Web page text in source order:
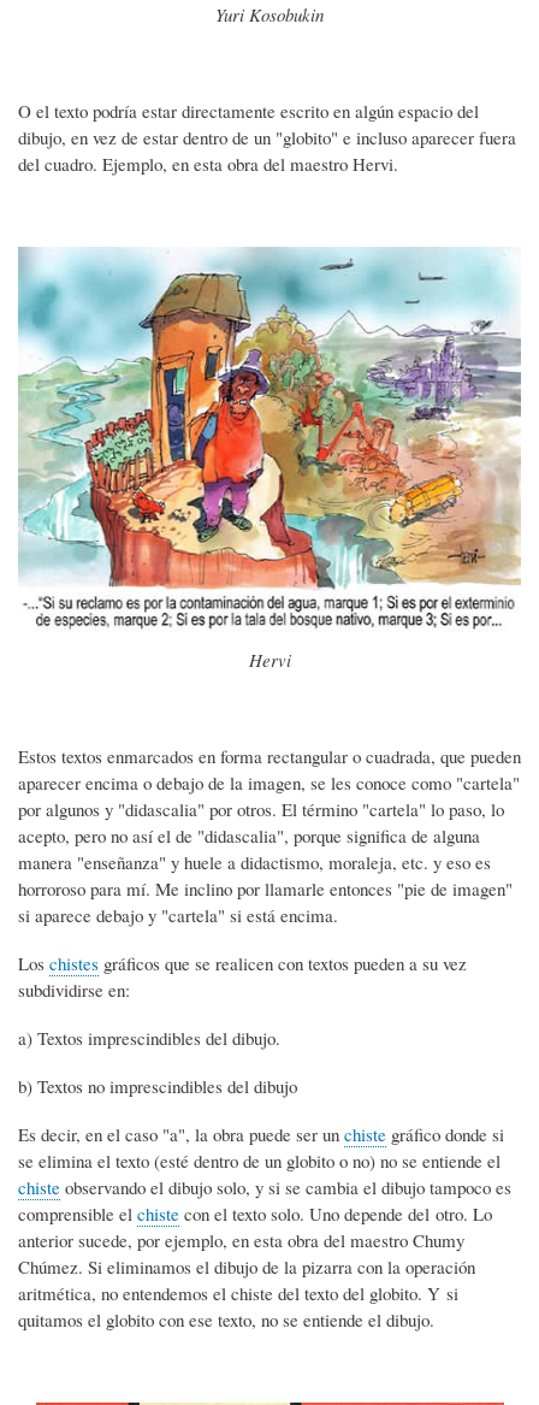
Yuri Kosobukin
O el texto podría estar directamente escrito en algún espacio del
dibujo, en vez de estar dentro de un "globito" e incluso aparecer fuera
del cuadro. Ejemplo, en esta obra del maestro Hervi.
Hervi
Estos textos enmarcados en forma rectangular o cuadrada, que pueden
aparecer encima o debajo de la imagen, se les conoce como "cartela"
por algunos y "didascalia" por otros. El término "cartela" lo paso, lo
acepto, pero no así el de "didascalia", porque significa de alguna
manera "enseñanza" y huele a didactismo, moraleja, etc. y eso es
horroroso para mí. Me inclino por llamarle entonces "pie de imagen"
si aparece debajo y "cartela" si está encima.
Los chistes gráficos que se realicen con textos pueden a su vez
subdividirse en:
a) Textos imprescindibles del dibujo.
b) Textos no imprescindibles del dibujo
Es decir, en el caso "a", la obra puede ser un chiste gráfico donde si
se elimina el texto (esté dentro de un globito o no) no se entiende el
chiste observando el dibujo solo, y si se cambia el dibujo tampoco es
comprensible el chiste con el texto solo. Uno depende del otro. Lo
anterior sucede, por ejemplo, en esta obra del maestro Chumy
Chúmez. Si eliminamos el dibujo de la pizarra con la operación
aritmética, no entendemos el chiste del texto del globito. Y si
quitamos el globito con ese texto, no se entiende el dibujo.